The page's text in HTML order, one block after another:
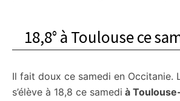
18,8° à Toulouse ce
Il fait doux ce samedi en Occitanie.
s’élève à 18,8 ce samedi à